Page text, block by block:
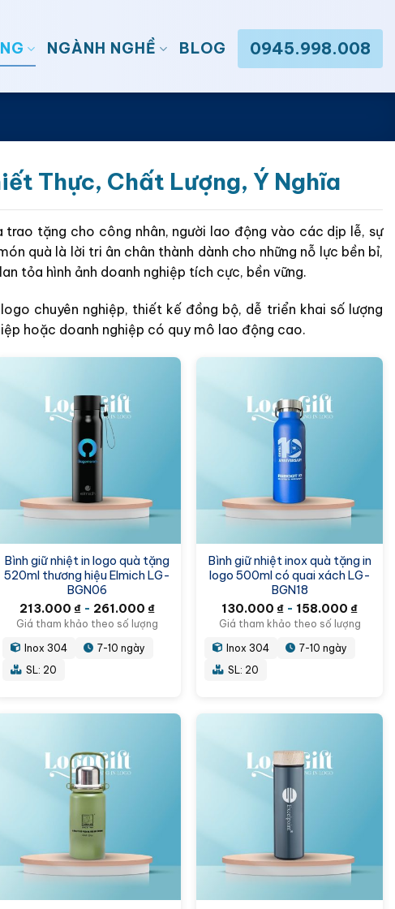
NGÀNH NGHỀ BLOG 0945.998.008
Thực, Chất Lượng, Ý Nghĩa
trao tặng cho công nhân, người lao động vào các dịp lễ, sự
quà là lời tri ân chân thành dành cho những nỗ lực bền bỉ,
tỏa hình ảnh doanh nghiệp tích cực, bền vững.
chuyên nghiệp, thiết kế đồng bộ, dễ triển khai số lượng
hoặc doanh nghiệp có quy mô lao động cao.
Bình giữ nhiệt in logo quà tặng
520ml thương hiệu Elmich LG-
BGN06
213.000₫ - 261.000₫
Giá tham khảo theo số lượng
Inox 304
7-10 ngày
SL: 20
Bình giữ nhiệt inox quà tặng in
logo 500ml có quai xách LG-
BGN18
130.000₫ - 158.000₫
Giá tham khảo theo số lượng
Inox 304
7-10 ngày
SL: 20